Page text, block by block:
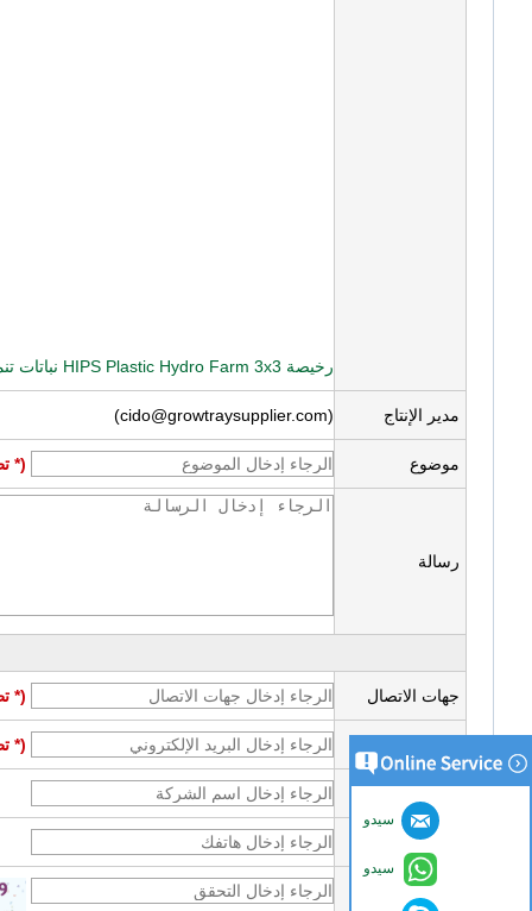
رخيصة HIPS Plastic Hydro Farm 3x3 نباتات تنمو صينية استنزاف مائية للبيع
مدير الإنتاج (cido@growtraysupplier.com)
موضوع (*
رسالة
جهات الاتصال (*
(*
هاتف
تحقق
سيدو
سيدو